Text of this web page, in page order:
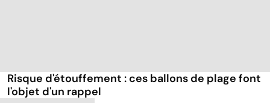
Risque d'étouffement : ces ballons de plage font
l'objet d'un rappel